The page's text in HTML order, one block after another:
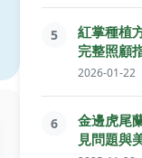
5
紅掌種植
完整照顧
2026-01-22
6
金邊虎尾
見問題與